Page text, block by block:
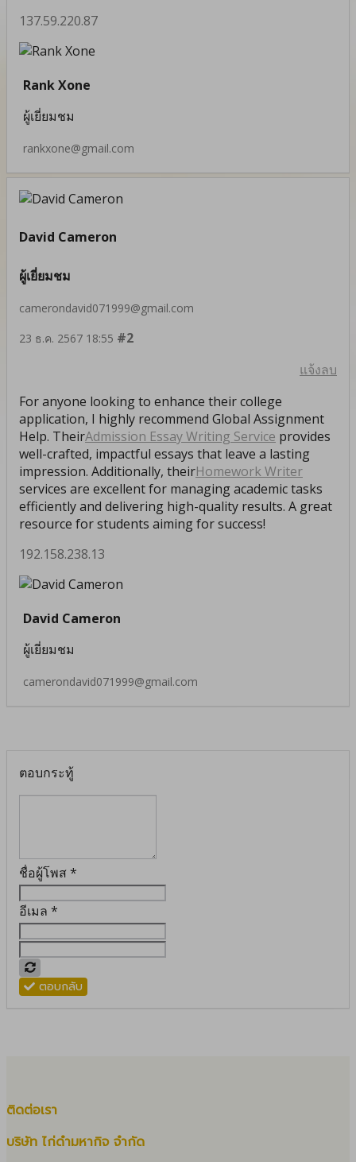
137.59.220.87
Rank Xone
ผู้เยี่ยมชม
rankxone@gmail.com
David Cameron
ผู้เยี่ยมชม
camerondavid071999@gmail.com
23 ธ.ค. 2567 18:55 #2
แจ้งลบ
For anyone looking to enhance their college
application, I highly recommend Global Assignment
Help. TheirAdmission Essay Writing Service provides
well-crafted, impactful essays that leave a lasting
impression. Additionally, theirHomework Writer
services are excellent for managing academic tasks
efficiently and delivering high-quality results. A great
resource for students aiming for success!
192.158.238.13
David Cameron
ผู้เยี่ยมชม
camerondavid071999@gmail.com
ตอบกระทู้
ชื่อผู้โพส*
อีเมล *
ตอบกลับ
ติดต่อเรา
บริษัท ไก่ดำมหากิจ จำกัด